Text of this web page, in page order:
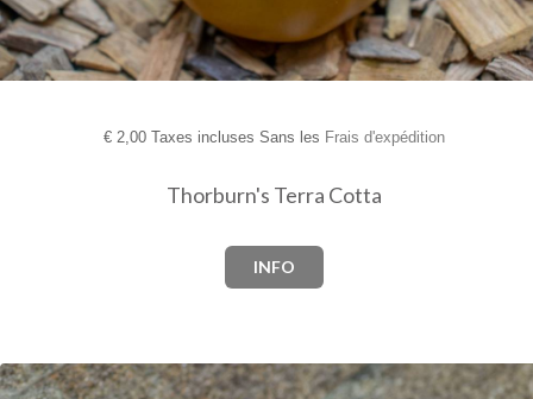
€2,00 Taxes incluses Sans les Frais d'expédition
Thorburn's Terra Cotta
INFO